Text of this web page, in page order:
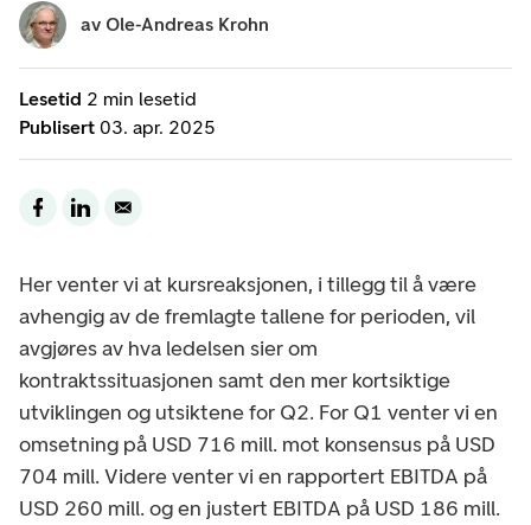
Lesetid 2 min lesetid
Publisert 03. apr. 2025
av Ole-Andreas Krohn
Her venter vi at kursreaksjonen, i tillegg til å være
avhengig av de fremlagte tallene for perioden, vil
avgjøres av hva ledelsen sier om
kontraktssituasjonen samt den mer kortsiktige
utviklingen og utsiktene for Q2. For Q1 venter vi en
omsetning på USD 716 mill. mot konsensus på USD
704 mill. Videre venter vi en rapportert EBITDA på
USD 260 mill. og en justert EBITDA på USD 186 mill.